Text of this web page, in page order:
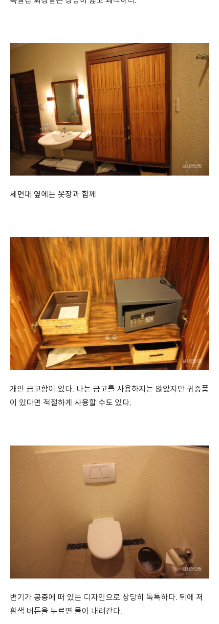
세면대 옆에는 옷장과 함께
개인 금고함이 있다. 나는 금고를 사용하지는 않았지만 귀중품
이 있다면 적절하게 사용할 수도 있다.
변기가 공중에 떠 있는 디자인으로 상당히 독특하다. 뒤에 저
흰색 버튼을 누르면 물이 내려간다.